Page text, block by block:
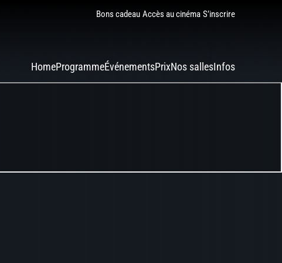
Bons cadeau Accès au cinéma S’inscrire
HomeProgrammeÉvénementsPrixNos sallesInfos